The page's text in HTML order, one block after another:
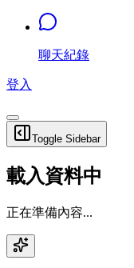
聊天紀錄
登入
Toggle Sidebar
載入資料中
正在準備內容...